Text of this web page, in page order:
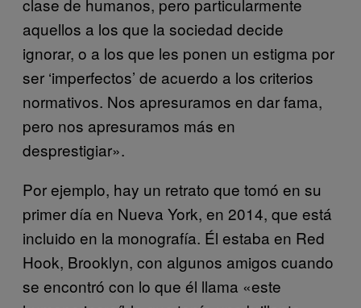
aquellos a los que la sociedad decide
ignorar, o a los que les ponen un estigma por
ser ‘imperfectos’ de acuerdo a los criterios
normativos. Nos apresuramos en dar fama,
pero nos apresuramos más en
desprestigiar».
Por ejemplo, hay un retrato que tomó en su
primer día en Nueva York, en 2014, que está
incluido en la monografía. Él estaba en Red
Hook, Brooklyn, con algunos amigos cuando
se encontró con lo que él llama «este